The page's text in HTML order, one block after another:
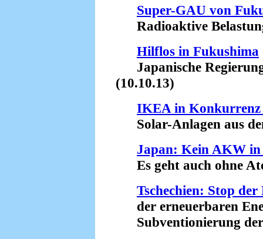
Super-GAU von
Radioaktive
Hilflos in Fukushima
Japanische
(10.10.13)
IKEA in Konkurrenz
Solar-Anlagen aus
Japan: Kein AKW in
Es geht auch ohne
Tschechien: Stop
der erneuerbaren
Subventionierung der